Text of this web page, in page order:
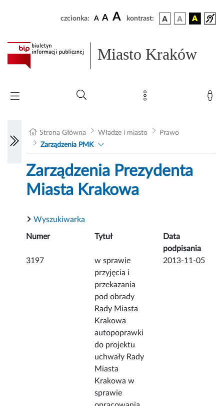
czcionka: A A A kontrast:
Miasto Kraków
Strona Główna Władze i miasto
Prawo
Zarządzenia PMK
Zarządzenia Prezydenta
Miasta Krakowa
Wyszukiwarka
Numer Tytuł
Data
podpisania
3197
w sprawie
przyjęcia i
przekazania
pod obrady
Rady Miasta
Krakowa
autopoprawki
do projektu
uchwały Rady
Miasta
Krakowa w
sprawie
2013-11-05